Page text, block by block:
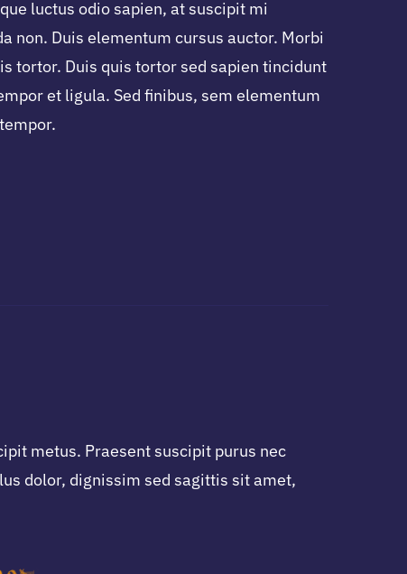
luctus odio sapien, at suscipit mi
non. Duis elementum cursus auctor. Morbi
tortor. Duis quis tortor sed sapien tincidunt
et ligula. Sed finibus, sem elementum
metus. Praesent suscipit purus nec
dolor, dignissim sed sagittis sit amet,